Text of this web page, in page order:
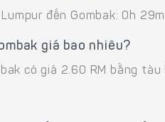
đến Gombak: 0h
giá bao nhiêu?
có giá 2.60 RM bằng tàu